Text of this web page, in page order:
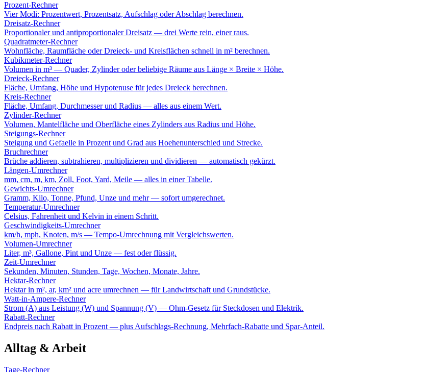
Prozent-Rechner
Vier Modi: Prozentwert, Prozentsatz, Aufschlag oder Abschlag berechnen.
Dreisatz-Rechner
Proportionaler und antiproportionaler Dreisatz — drei Werte rein, einer raus.
Quadratmeter-Rechner
Wohnfläche, Raumfläche oder Dreieck- und Kreisflächen schnell in m² berechnen.
Kubikmeter-Rechner
Volumen in m³ — Quader, Zylinder oder beliebige Räume aus Länge × Breite × Höhe.
Dreieck-Rechner
Fläche, Umfang, Höhe und Hypotenuse für jedes Dreieck berechnen.
Kreis-Rechner
Fläche, Umfang, Durchmesser und Radius — alles aus einem Wert.
Zylinder-Rechner
Volumen, Mantelfläche und Oberfläche eines Zylinders aus Radius und Höhe.
Steigungs-Rechner
Steigung und Gefaelle in Prozent und Grad aus Hoehenunterschied und Strecke.
Bruchrechner
Brüche addieren, subtrahieren, multiplizieren und dividieren — automatisch gekürzt.
Längen-Umrechner
mm, cm, m, km, Zoll, Foot, Yard, Meile — alles in einer Tabelle.
Gewichts-Umrechner
Gramm, Kilo, Tonne, Pfund, Unze und mehr — sofort umgerechnet.
Temperatur-Umrechner
Celsius, Fahrenheit und Kelvin in einem Schritt.
Geschwindigkeits-Umrechner
km/h, mph, Knoten, m/s — Tempo-Umrechnung mit Vergleichswerten.
Volumen-Umrechner
Liter, m³, Gallone, Pint und Unze — fest oder flüssig.
Zeit-Umrechner
Sekunden, Minuten, Stunden, Tage, Wochen, Monate, Jahre.
Hektar-Rechner
Hektar in m², ar, km² und acre umrechnen — für Landwirtschaft und Grundstücke.
Watt-in-Ampere-Rechner
Strom (A) aus Leistung (W) und Spannung (V) — Ohm-Gesetz für Steckdosen und Elektrik.
Rabatt-Rechner
Endpreis nach Rabatt in Prozent — plus Aufschlags-Rechnung, Mehrfach-Rabatte und Spar-Anteil.
Alltag & Arbeit
Tage-Rechner